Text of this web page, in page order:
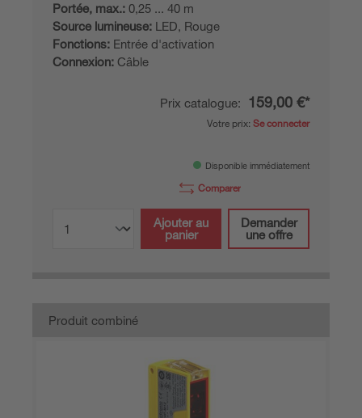
Portée, max.: 0,25 ... 40 m
Source lumineuse: LED, Rouge
Fonctions: Entrée d'activation
Connexion: Câble
Prix catalogue: 159,00 €*
Votre prix: Se connecter
Disponible immédiatement
Comparer
Ajouter au
panier
Demander
une offre
Produit combiné